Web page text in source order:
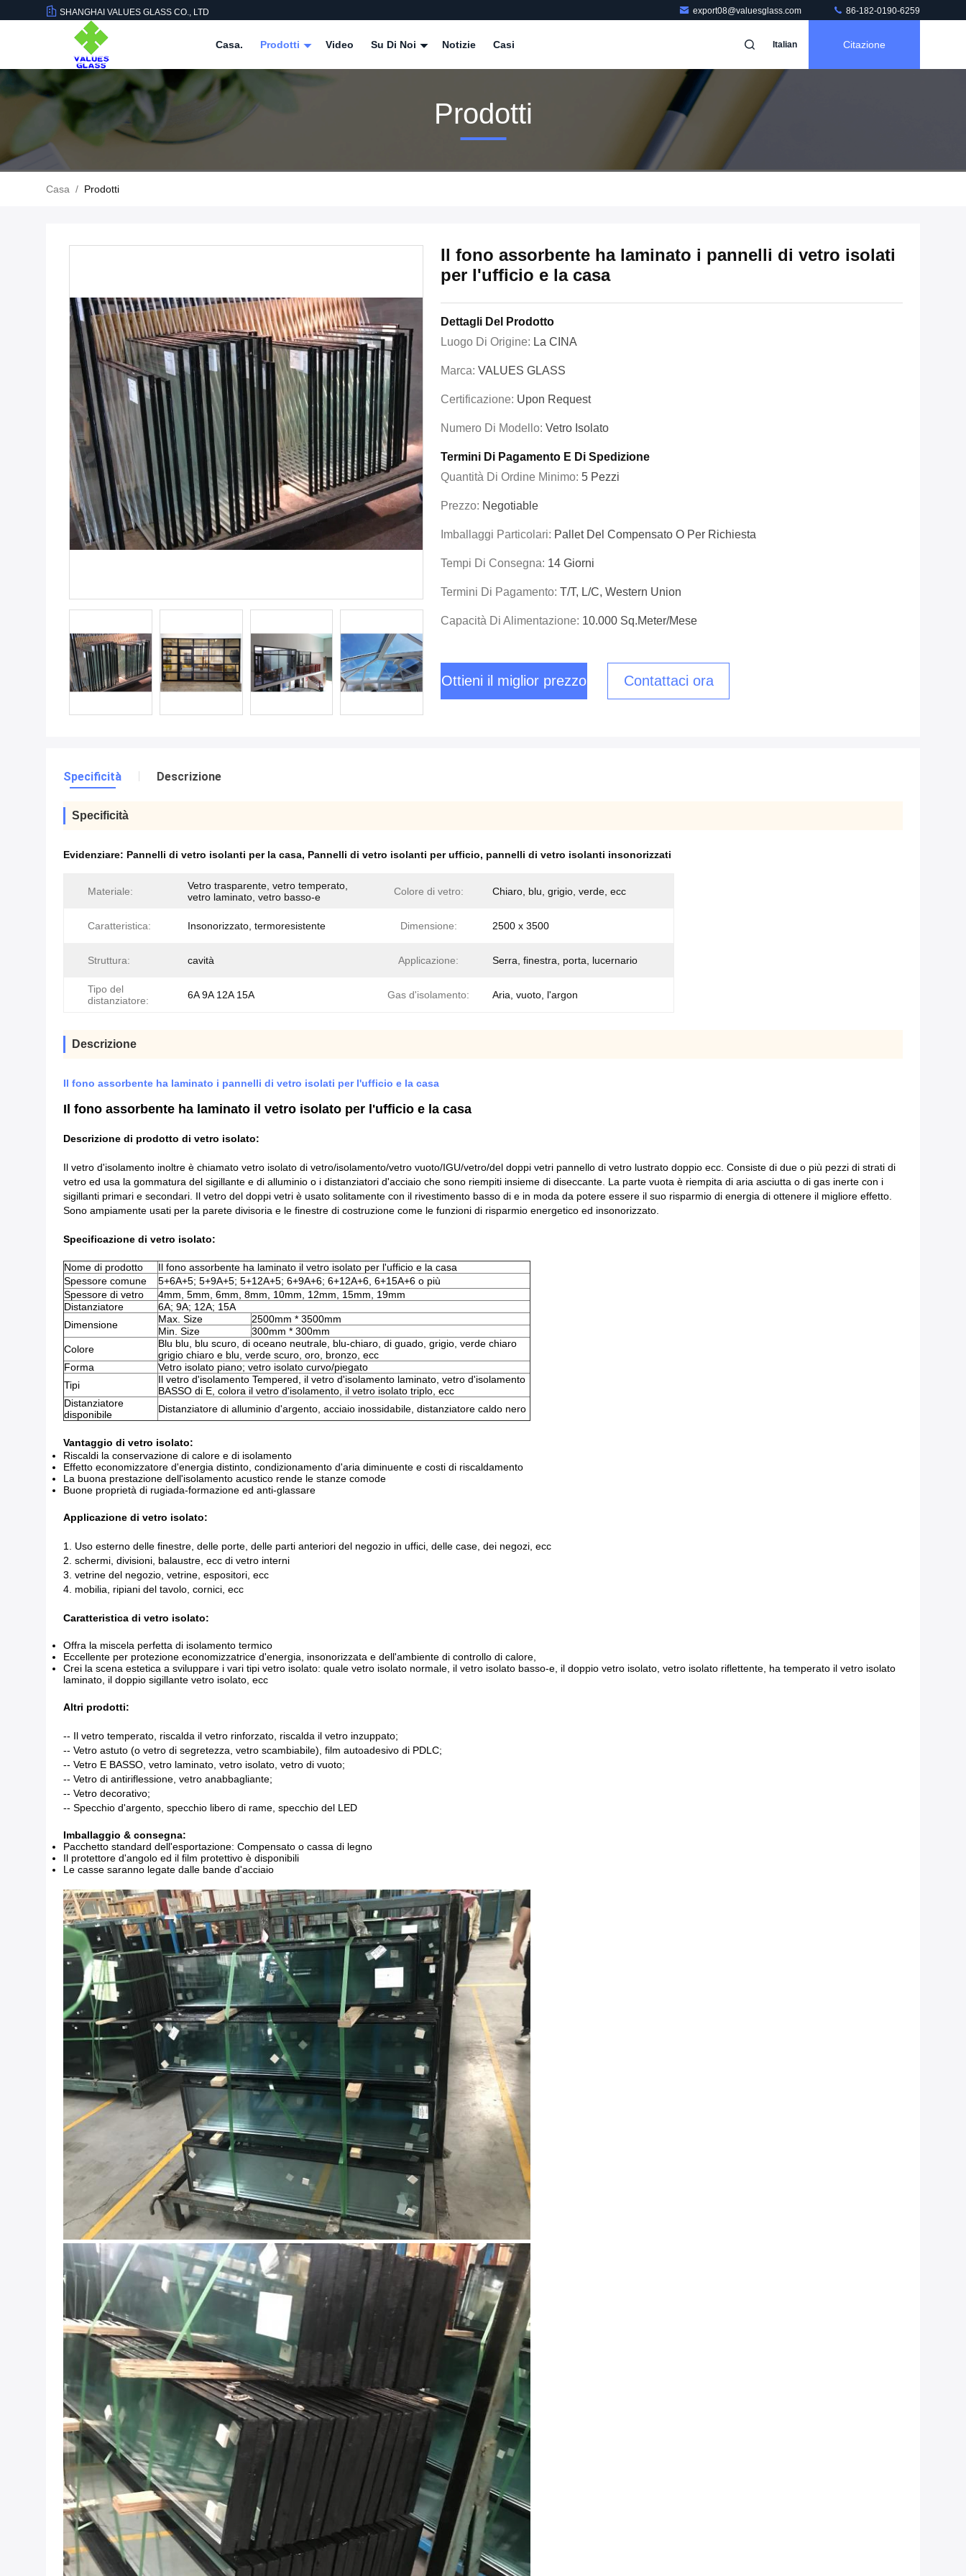
SHANGHAI VALUES GLASS CO., LTD export08@valuesglass.com 86-182-0190-6259
Casa. Prodotti Video Su Di Noi Notizie Casi Italian Citazione
Prodotti
Casa / Prodotti
Il fono assorbente ha laminato i pannelli di vetro isolati
per l'ufficio e la casa
Dettagli Del Prodotto
Luogo Di Origine: La CINA
Marca: VALUES GLASS
Certificazione: Upon Request
Numero Di Modello: Vetro Isolato
Termini Di Pagamento E Di Spedizione
Quantità Di Ordine Minimo: 5 Pezzi
Prezzo: Negotiable
Imballaggi Particolari: Pallet Del Compensato O Per Richiesta
Tempi Di Consegna: 14 Giorni
Termini Di Pagamento: T/T, L/C, Western Union
Capacità Di Alimentazione: 10.000 Sq.meter/mese
Ottieni il miglior prezzo Contattaci ora
Specificità Descrizione
Specificità
Evidenziare: Pannelli di vetro isolanti per la casa, Pannelli di vetro isolanti per ufficio, pannelli di vetro isolanti insonorizzati
Materiale:
Vetro trasparente, vetro temperato,
vetro laminato, vetro basso-e
Colore di vetro: Chiaro, blu, grigio, verde, ecc
Caratteristica: Insonorizzato, termoresistente Dimensione: 2500 x 3500
Struttura: cavità Applicazione: Serra, finestra, porta, lucernario
Tipo del
distanziatore:
6A 9A 12A 15A Gas d'isolamento: Aria, vuoto, l'argon
Descrizione
Il fono assorbente ha laminato i pannelli di vetro isolati per l'ufficio e la casa
Il fono assorbente ha laminato il vetro isolato per l'ufficio e la casa
Descrizione di prodotto di vetro isolato:
Il vetro d'isolamento inoltre è chiamato vetro isolato di vetro/isolamento/vetro vuoto/IGU/vetro/del doppi vetri pannello di vetro lustrato doppio ecc. Consiste di due o più pezzi di strati di
vetro ed usa la gommatura del sigillante e di alluminio o i distanziatori d'acciaio che sono riempiti insieme di diseccante. La parte vuota è riempita di aria asciutta o di gas inerte con i
sigillanti primari e secondari. Il vetro del doppi vetri è usato solitamente con il rivestimento basso di e in moda da potere essere il suo risparmio di energia di ottenere il migliore effetto.
Sono ampiamente usati per la parete divisoria e le finestre di costruzione come le funzioni di risparmio energetico ed insonorizzato.
Specificazione di vetro isolato:
Nome di prodotto
Il fono assorbente ha laminato il vetro isolato per l'ufficio e la casa
Spessore comune
5+6A+5; 5+9A+5; 5+12A+5; 6+9A+6; 6+12A+6, 6+15A+6 o più
Spessore di vetro
4mm, 5mm, 6mm, 8mm, 10mm, 12mm, 15mm, 19mm
Distanziatore
6A; 9A; 12A; 15A
Dimensione
Max. Size
2500mm * 3500mm
Min. Size
300mm * 300mm
Colore
Blu blu, blu scuro, di oceano neutrale, blu-chiaro, di guado, grigio, verde chiaro
grigio chiaro e blu, verde scuro, oro, bronzo, ecc
Forma
Vetro isolato piano; vetro isolato curvo/piegato
Tipi
Il vetro d'isolamento Tempered, il vetro d'isolamento laminato, vetro d'isolamento
BASSO di E, colora il vetro d'isolamento, il vetro isolato triplo, ecc
Distanziatore
disponibile
Distanziatore di alluminio d'argento, acciaio inossidabile, distanziatore caldo nero
Vantaggio di vetro isolato:
Riscaldi la conservazione di calore e di isolamento
Effetto economizzatore d'energia distinto, condizionamento d'aria diminuente e costi di riscaldamento
La buona prestazione dell'isolamento acustico rende le stanze comode
Buone proprietà di rugiada-formazione ed anti-glassare
Applicazione di vetro isolato:
1. Uso esterno delle finestre, delle porte, delle parti anteriori del negozio in uffici, delle case, dei negozi, ecc
2. schermi, divisioni, balaustre, ecc di vetro interni
3. vetrine del negozio, vetrine, espositori, ecc
4. mobilia, ripiani del tavolo, cornici, ecc
Caratteristica di vetro isolato:
Offra la miscela perfetta di isolamento termico
Eccellente per protezione economizzatrice d'energia, insonorizzata e dell'ambiente di controllo di calore,
Crei la scena estetica a sviluppare i vari tipi vetro isolato: quale vetro isolato normale, il vetro isolato basso-e, il doppio vetro isolato, vetro isolato riflettente, ha temperato il vetro isolato
laminato, il doppio sigillante vetro isolato, ecc
Altri prodotti:
-- Il vetro temperato, riscalda il vetro rinforzato, riscalda il vetro inzuppato;
-- Vetro astuto (o vetro di segretezza, vetro scambiabile), film autoadesivo di PDLC;
-- Vetro E BASSO, vetro laminato, vetro isolato, vetro di vuoto;
-- Vetro di antiriflessione, vetro anabbagliante;
-- Vetro decorativo;
-- Specchio d'argento, specchio libero di rame, specchio del LED
Imballaggio & consegna:
Pacchetto standard dell'esportazione: Compensato o cassa di legno
Il protettore d'angolo ed il film protettivo è disponibili
Le casse saranno legate dalle bande d'acciaio